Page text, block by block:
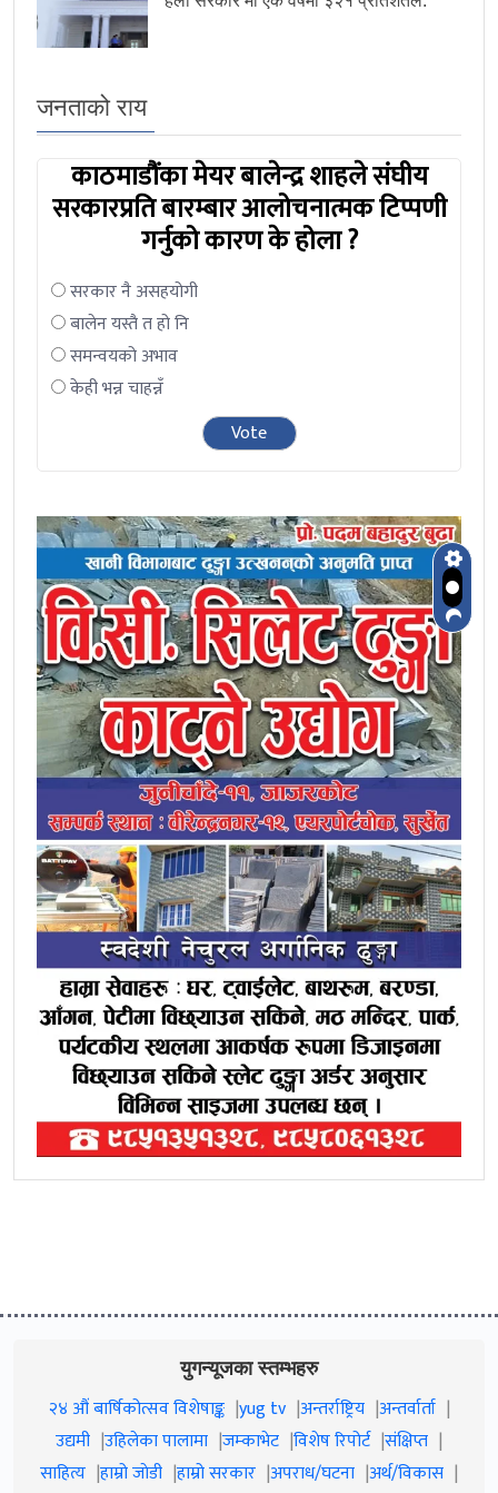
जनताको राय
काठमाडौंका मेयर बालेन्द्र शाहले संघीय
सरकारप्रति बारम्बार आलोचनात्मक टिप्पणी
गर्नुको कारण के होला ?
सरकार नै असहयोगी
बालेन यस्तै त हो नि
समन्वयको अभाव
केही भन्न चाहन्नँ
युगन्यूजका स्तम्भहरु
२४ औं बार्षिकोत्सव विशेषाङ्क yug tv अन्तर्राष्ट्रिय अन्तर्वार्ता
उद्यमी उहिलेका पालामा जम्काभेट विशेष रिपोर्ट संक्षिप्त
साहित्य हाम्रो जाेडी हाम्रो सरकार अपराध/घटना अर्थ/विकास